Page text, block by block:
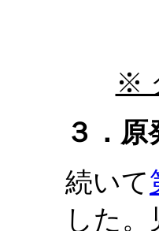
※
３．
続いて
した